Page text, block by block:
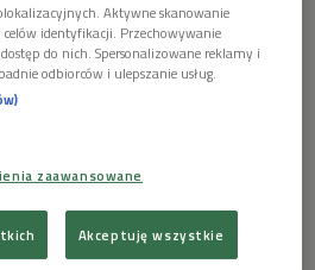
faworytów na Euro?
Biało-Czerwonymi, remisie z
awansowała do fazy pucharowej z
na najlepszą w grupie E Rumunię,
a poza tym w futbolowej hierarchii
Aktywne skanowanie
identyfikacji. Przechowywanie
do nich. Spersonalizowane reklamy i
odbiorców i ulepszanie usług.
zaawansowane
Akceptuję wszystkie